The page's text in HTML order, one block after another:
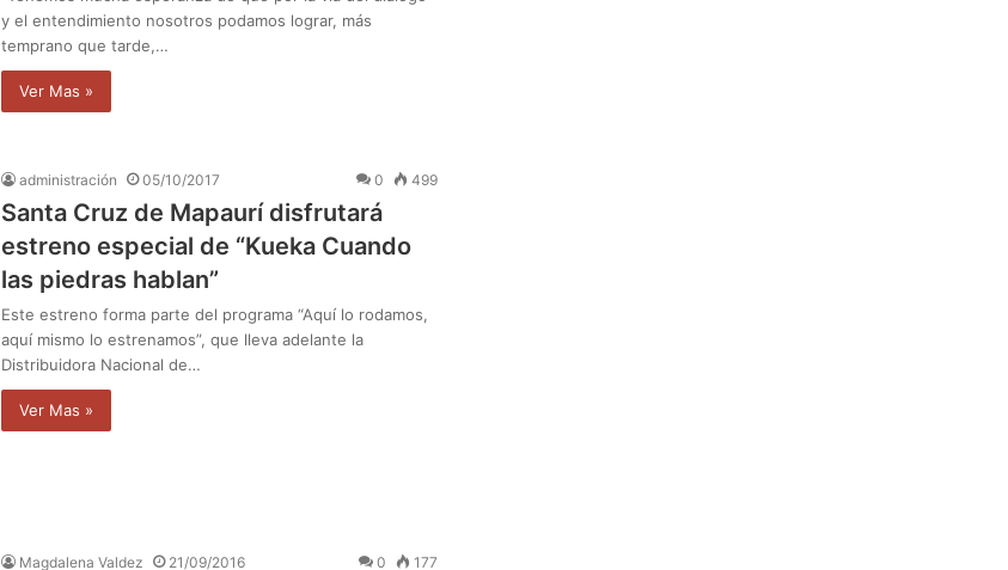
y el entendimiento nosotros podamos lograr, más
temprano que tarde,…
Ver Mas »
administración 05/10/2017 0 499
Santa Cruz de Mapaurí disfrutará
estreno especial de “Kueka Cuando
las piedras hablan”
Este estreno forma parte del programa “Aquí lo rodamos,
aquí mismo lo estrenamos”, que lleva adelante la
Distribuidora Nacional de…
Ver Mas »
Magdalena Valdez 21/09/2016 0 177